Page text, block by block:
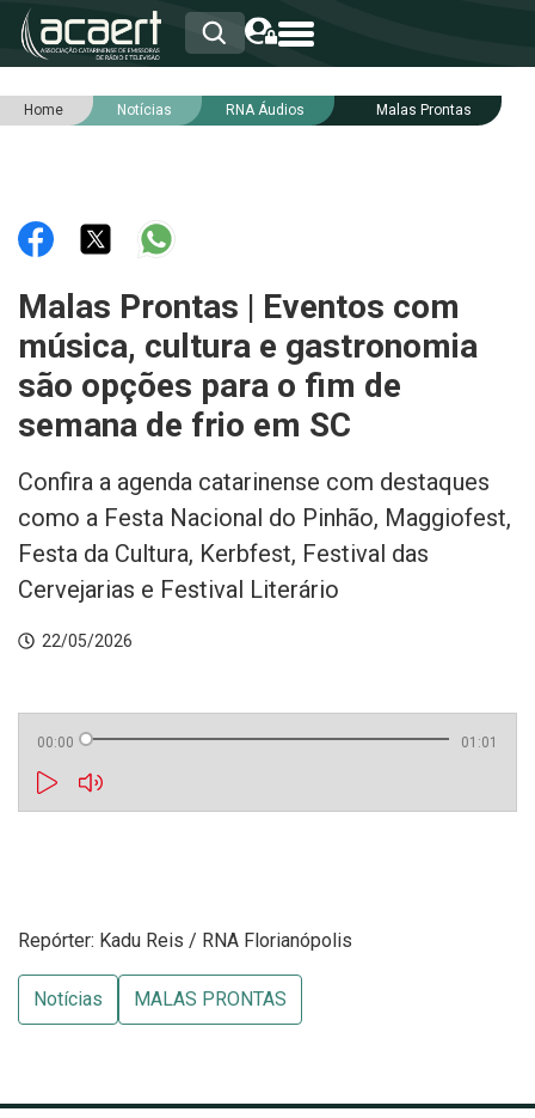
HOME
RNA
NOTÍCIAS
SERVIÇOS
INTEGRIDADE
Home Notícias RNA Áudios Malas Prontas
Malas Prontas | Eventos com
música, cultura e gastronomia
são opções para o fim de
semana de frio em SC
Confira a agenda catarinense com destaques
como a Festa Nacional do Pinhão, Maggiofest,
Festa da Cultura, Kerbfest, Festival das
Cervejarias e Festival Literário
22/05/2026
00:00 01:01
Repórter: Kadu Reis / RNA Florianópolis
Notícias MALAS PRONTAS